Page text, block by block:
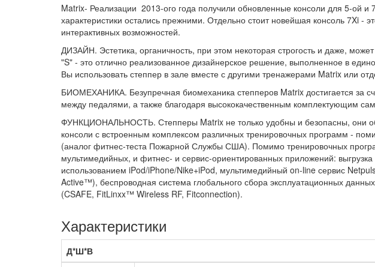
Matrix- Реализации 2013-ого года получили обновленные консоли для 5-ой
характеристики остались прежними. Отдельно стоит новейшая консоль 7Xi
интерактивных возможностей.
ДИЗАЙН. Эстетика, органичность, при этом некоторая строгость и даже,
"S" - это отлично реализованное дизайнерское решение, выполненное в
Вы использовать степпер в зале вместе с другими тренажерами Matrix или
БИОМЕХАНИКА. Безупречная биомеханика степперов Matrix достигается за
между педалями, а также благодаря высококачественным комплектующим
ФУНКЦИОНАЛЬНОСТЬ. Степперы Matrix не только удобны и безопасны, они
консоли с встроенным комплексом различных тренировочных программ -
(аналог фитнес-теста Пожарной Службы США). Помимо тренировочных
мультимедийных, и фитнес- и сервис-ориентированных приложений:
использованием iPod/iPhone/Nike+iPod, мультимедийный on-line сервис
Active™), беспроводная система глобального сбора эксплуатационных
(CSAFE, FitLinxx™ Wireless RF, Fitconnection).
Характеристики
Д*Ш*В